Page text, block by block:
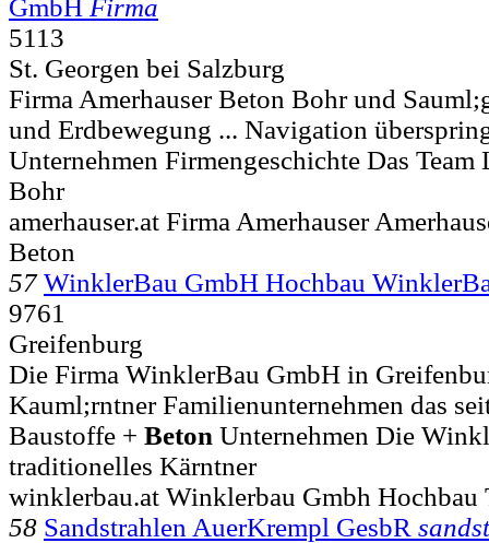
GmbH Firma
5113
St. Georgen bei Salzburg
Firma Amerhauser Beton Bohr und
und Erdbewegung ... Navigation
Unternehmen Firmengeschichte Das
Bohr
amerhauser.at Firma Amerhauser
Beton
57 WinklerBau GmbH Hochbau
9761
Greifenburg
Die Firma WinklerBau GmbH in
Kauml;rntner Familienunternehmen das
Baustoffe + Beton Unternehmen Die
traditionelles Kärntner
winklerbau.at Winklerbau Gmbh Hochbau
58 Sandstrahlen AuerKrempl GesbR